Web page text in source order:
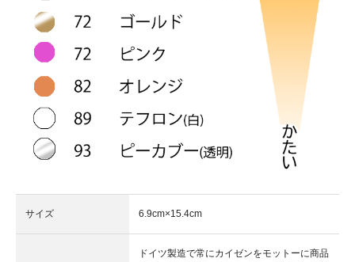
サイズ 6.9cm×15.4cm
ドイツ製造で常にカイゼンをモットーに商品